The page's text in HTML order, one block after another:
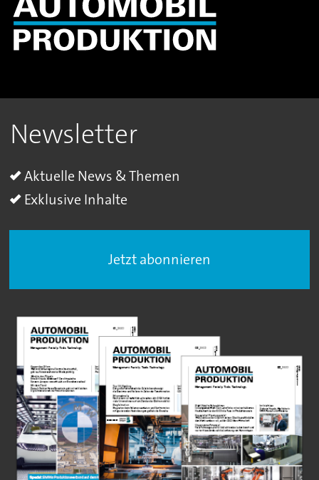
Newsletter
Aktuelle News & Themen
Exklusive Inhalte
Jetzt abonnieren